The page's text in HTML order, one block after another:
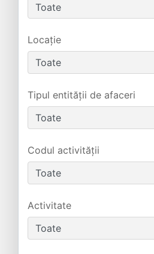
Locație
Tipul entității de afaceri
Codul activității
Activitate